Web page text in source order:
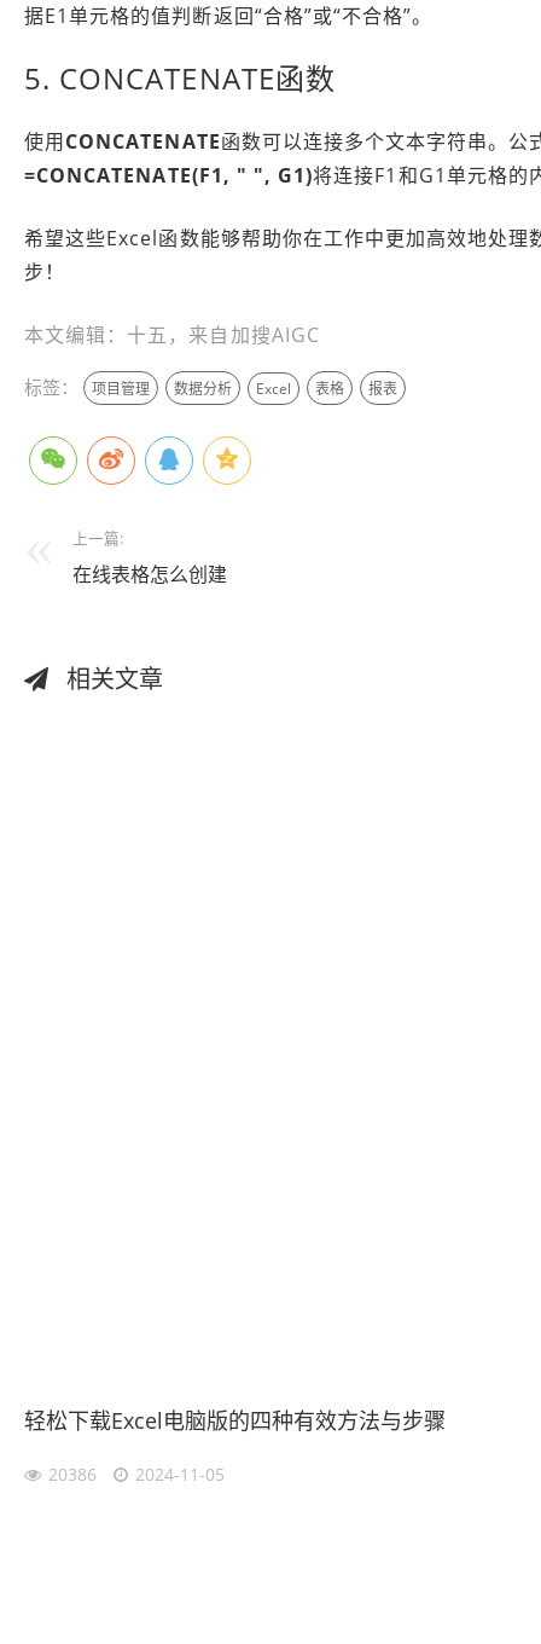
据E1单元格的值判断返回“合格”或“不合格”。
5. CONCATENATE函数
使用CONCATENATE函数可以连接多个文本字符串。公
=CONCATENATE(F1, " ", G1)将连接F1和G1单元格的
希望这些Excel函数能够帮助你在工作中更加高效地处
步！
本文编辑：十五，来自加搜AIGC
标签： 项目管理 数据分析 Excel 表格 报表
上一篇:
在线表格怎么创建
相关文章
轻松下载Excel电脑版的四种有效方法与步骤
20386 2024-11-05